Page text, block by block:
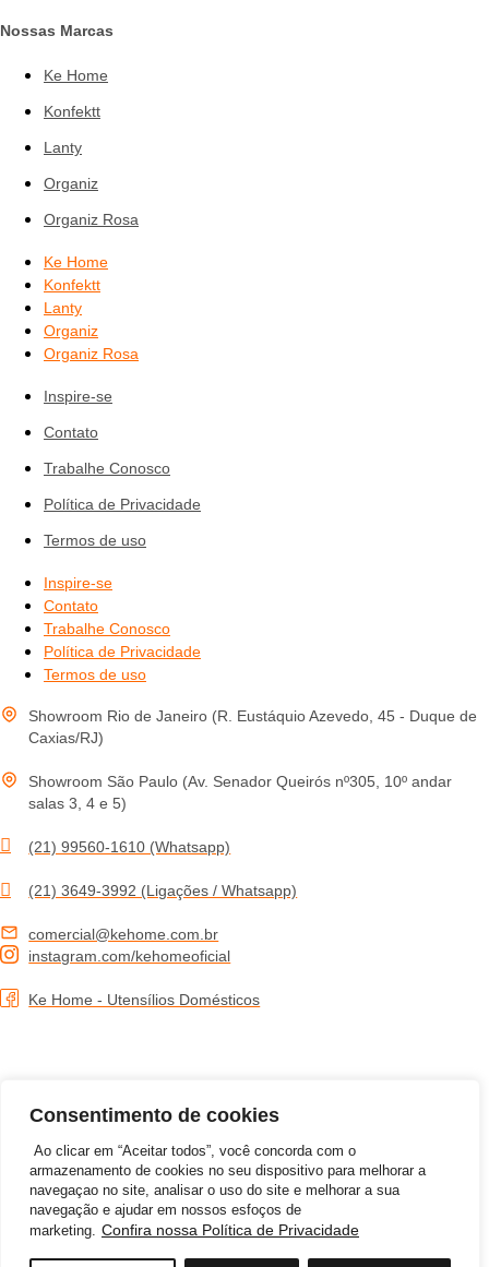
Consentimento de cookies
Ao clicar em “Aceitar todos”, você concorda com o
armazenamento de cookies no seu dispositivo para melhorar a
navegaçao no site, analisar o uso do site e melhorar a sua
navegação e ajudar em nossos esfoços de
marketing. Confira nossa Política de Privacidade
Nossas Marcas
Ke Home
Konfektt
Lanty
Organiz
Organiz Rosa
Ke Home
Konfektt
Lanty
Organiz
Organiz Rosa
Inspire-se
Contato
Trabalhe Conosco
Política de Privacidade
Termos de uso
Inspire-se
Contato
Trabalhe Conosco
Política de Privacidade
Termos de uso
Showroom Rio de Janeiro (R. Eustáquio Azevedo, 45 - Duque de
Caxias/RJ)
Showroom São Paulo (Av. Senador Queirós nº305, 10º andar
salas 3, 4 e 5)
(21) 99560-1610 (Whatsapp)
(21) 3649-3992 (Ligações / Whatsapp)
comercial@kehome.com.br
instagram.com/kehomeoficial
Ke Home - Utensílios Domésticos